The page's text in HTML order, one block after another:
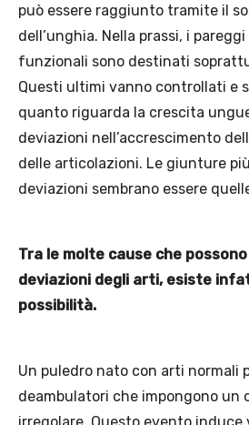
può essere raggiunto tramite il
dell’unghia. Nella prassi, i
funzionali sono destinati
Questi ultimi vanno controllati e
quanto riguarda la crescita
deviazioni nell’accrescimento
delle articolazioni. Le giunture
deviazioni sembrano essere
Tra le molte cause che
deviazioni degli arti, esiste
possibilità.
Un puledro nato con arti normali
deambulatori che impongono un
irregolare. Questo evento induce